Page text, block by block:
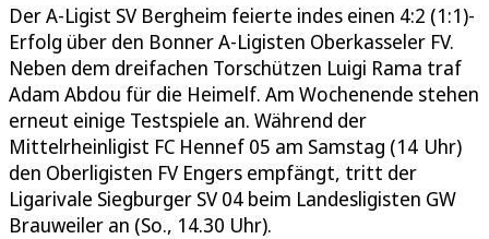
Der A-Ligist SV Bergheim feierte indes einen 4:2 (1:1)-
Erfolg über den Bonner A-Ligisten Oberkasseler FV.
Neben dem dreifachen Torschützen Luigi Rama traf
Adam Abdou für die Heimelf. Am Wochenende stehen
erneut einige Testspiele an. Während der
Mittelrheinligist FC Hennef 05 am Samstag (14 Uhr)
den Oberligisten FV Engers empfängt, tritt der
Ligarivale Siegburger SV 04 beim Landesligisten GW
Brauweiler an (So., 14.30 Uhr).